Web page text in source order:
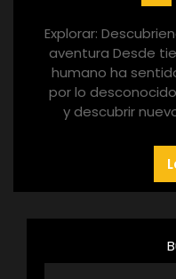
Explorar:
aventura Desde
humano ha
por lo
y descubrir